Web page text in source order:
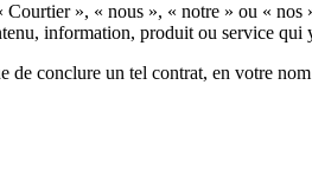
Courtier », « nous », « notre » ou « nos
information, produit ou service qui
conclure un tel contrat, en votre